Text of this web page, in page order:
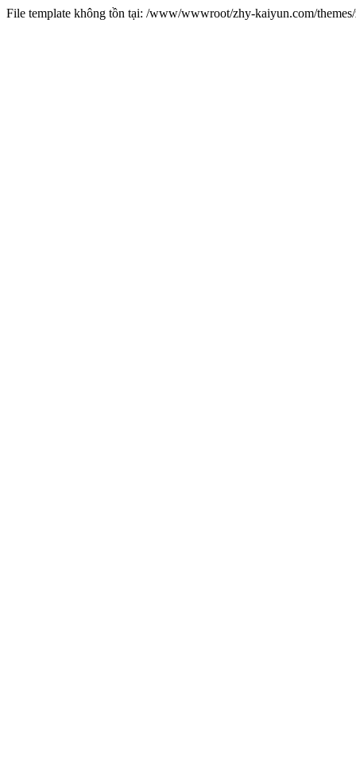
File template không tồn tại: /www/wwwroot/zhy-kaiyun.com/